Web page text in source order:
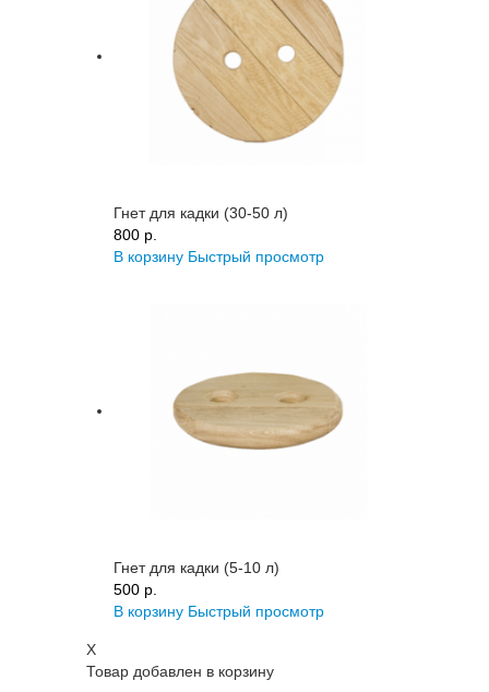
Гнет для кадки (30-50 л)
800 p.
В корзину Быстрый просмотр
Гнет для кадки (5-10 л)
500 p.
В корзину Быстрый просмотр
X
Товар добавлен в корзину